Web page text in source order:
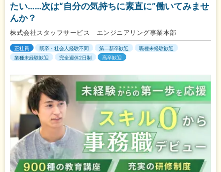
たい……次は“自分の気持ちに素直に”働いてみませ
んか？
株式会社スタッフサービス エンジニアリング事業本部
正社員 既卒・社会人経験不問 第二新卒歓迎
職種未経験歓迎
業種未経験歓迎
完全週休2日制 高卒歓迎